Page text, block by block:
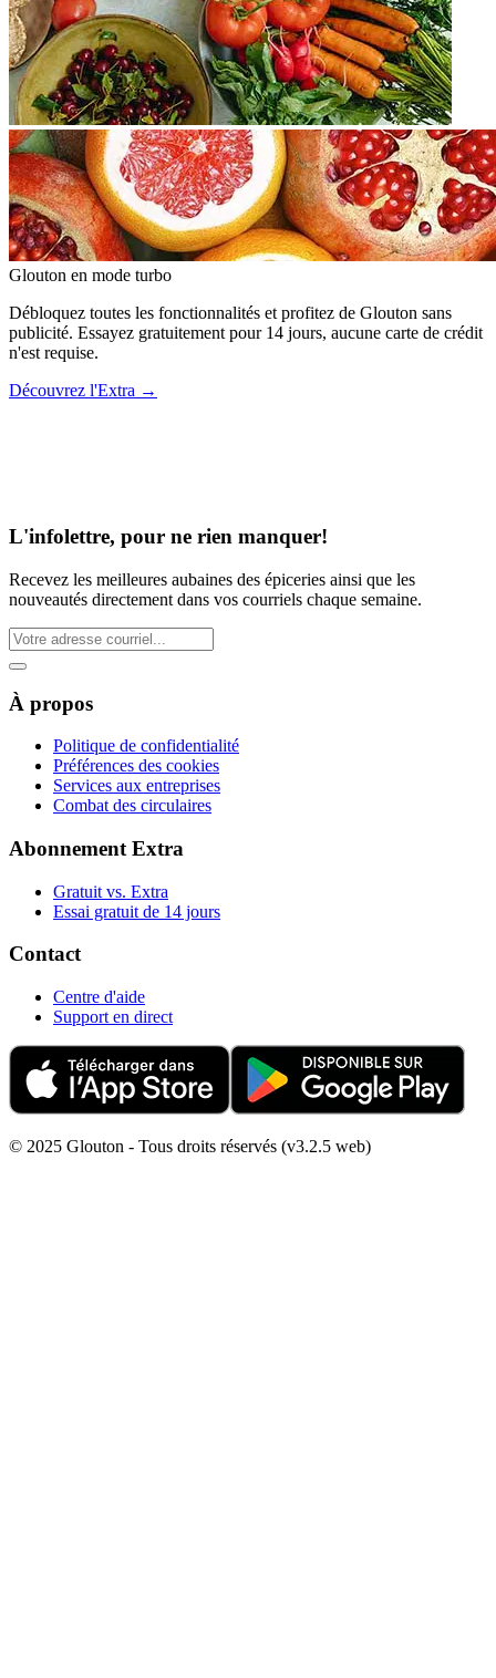
Glouton en mode turbo
Débloquez toutes les fonctionnalités et profitez de Glouton sans
publicité. Essayez gratuitement pour 14 jours, aucune carte de crédit
n'est requise.
Découvrez l'Extra →
L'infolettre, pour ne rien manquer!
Recevez les meilleures aubaines des épiceries ainsi que les
nouveautés directement dans vos courriels chaque semaine.
À propos
Politique de confidentialité
Préférences des cookies
Services aux entreprises
Combat des circulaires
Abonnement Extra
Gratuit vs. Extra
Essai gratuit de 14 jours
Contact
Centre d'aide
Support en direct
© 2025 Glouton - Tous droits réservés (v3.2.5 web)